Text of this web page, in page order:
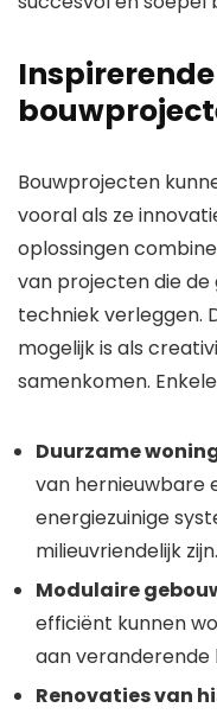
Bouwprojecten
vooral als ze
oplossingen
van projecten die
techniek verleggen.
mogelijk is als
samenkomen.
Duurzame
van hernieuwbare
energiezuinige
milieuvriendelijk zijn.
Modulaire
efficiënt kunnen
aan veranderende
Renovaties van